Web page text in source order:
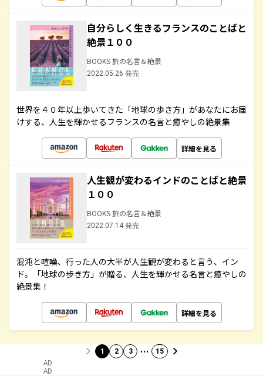
自分らしく生きるフランスのことばと
絶景１００
BOOKS 旅の名言＆絶景
2022.05.26 発売
世界を４０年以上歩いてきた「地球の歩き方」があなたにお届
けする、人生を輝かせるフランスの名言と癒やしの絶景集
詳細を見る
人生観が変わるインドのことばと絶景
１００
BOOKS 旅の名言＆絶景
2022.07.14 発売
混沌と喧噪、行った人の大半が人生観が変わると言う、イン
ド。「地球の歩き方」が贈る、人生を輝かせる名言と癒やしの
絶景集！
詳細を見る
1 2 3 … 15
AD
AD